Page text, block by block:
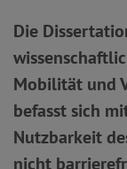
Die
Mobilität und
befasst sich
Nutzbarkeit
nicht